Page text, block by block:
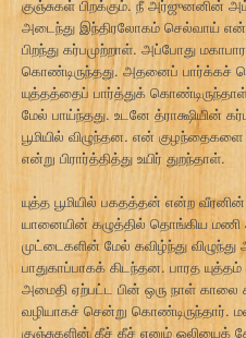
குஞ்சுகள் பிறக்கும். நீ அர்ஜுனனின்
அடைந்து இந்திரலோகம் செல்வாய்
பிறந்து கர்பமுற்றாள். அப்போது
கொண்டிருந்தது. அதனைப் பார்க்கச்
யுத்தத்தைப் பார்த்துக்
மேல் பாய்ந்தது. உடனே த்ராக்ஷியின்
பூமியில் விழுந்தன. என்
என்று பிரார்த்தித்து உயிர் துறந்தாள்.
யுத்த பூமியில் பகதத்தன் என்ற
யானையின் கழுத்தில் தொங்கிய மணி
முட்டைகளின் மேல் கவிழ்ந்து
பாதுகாப்பாகக் கிடந்தன. பாரத யுத்தம்
அமைதி ஏற்பட்ட பின் ஒரு நாள்
வழியாகச் சென்று கொண்டிருந்தார்.
குஞ்சுகளின் கீச் கீச் எனும் ஒலியைக்